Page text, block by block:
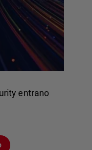
entrano